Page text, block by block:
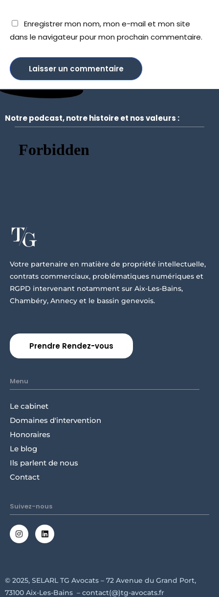
Enregistrer mon nom, mon e-mail et mon site
dans le navigateur pour mon prochain commentaire.
Notre podcast, notre histoire et nos valeurs :
Votre partenaire en matière de propriété intellectuelle,
contrats commerciaux, problématiques numériques et
RGPD intervenant notamment sur Aix-Les-Bains,
Chambéry, Annecy et le bassin genevois.
Prendre Rendez-vous
Menu
Le cabinet
Domaines d'intervention
Honoraires
Le blog
Ils parlent de nous
Contact
Suivez-nous
© 2025, SELARLTG Avocats – 72 Avenue du Grand Port,
73100 Aix-Les-Bains – contact(@)tg-avocats.fr
Home
Services
About Us
Our Team
Contact Us